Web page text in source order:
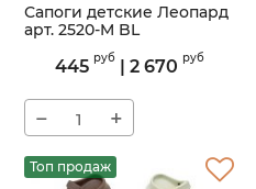
Сапоги детские Леопард
арт. 2520-M BL
2520-M
445 руб| 2 670 руб
− +
Топ продаж